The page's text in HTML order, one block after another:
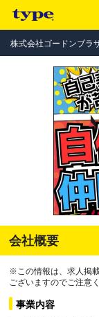
株式会社ゴードンブラ
会社概要
※この情報は、求人掲
ございますのでご注意
事業内容